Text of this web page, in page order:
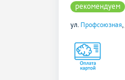
рекомендуем
ул. Профсоюзная